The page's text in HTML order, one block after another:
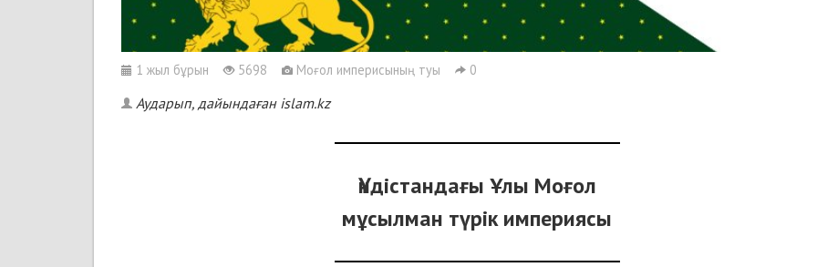
1 жыл бұрын 5698 Моғол империсының туы 0
Аударып, дайындаған islam.kz
Үндістандағы Ұлы Моғол
мұсылман түрік империясы